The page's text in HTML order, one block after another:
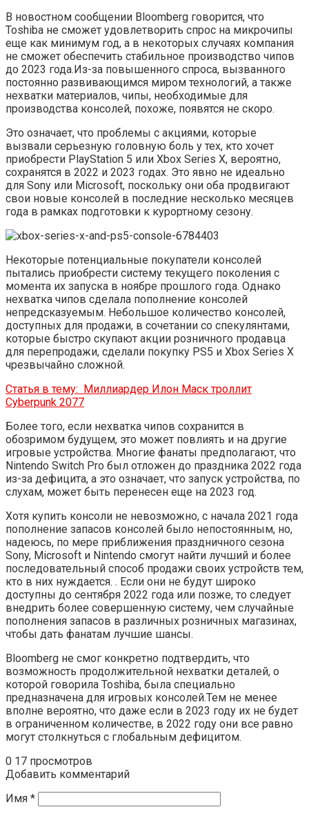
В новостном сообщении Bloomberg говорится, что
Toshiba не сможет удовлетворить спрос на микрочипы
еще как минимум год, а в некоторых случаях компания
не сможет обеспечить стабильное производство чипов
до 2023 года.Из-за повышенного спроса, вызванного
постоянно развивающимся миром технологий, а также
нехватки материалов, чипы, необходимые для
производства консолей, похоже, появятся не скоро.
Это означает, что проблемы с акциями, которые
вызвали серьезную головную боль у тех, кто хочет
приобрести PlayStation 5 или Xbox Series X, вероятно,
сохранятся в 2022 и 2023 годах. Это явно не идеально
для Sony или Microsoft, поскольку они оба продвигают
свои новые консолей в последние несколько месяцев
года в рамках подготовки к курортному сезону.
Некоторые потенциальные покупатели консолей
пытались приобрести систему текущего поколения с
момента их запуска в ноябре прошлого года. Однако
нехватка чипов сделала пополнение консолей
непредсказуемым. Небольшое количество консолей,
доступных для продажи, в сочетании со спекулянтами,
которые быстро скупают акции розничного продавца
для перепродажи, сделали покупку PS5 и Xbox Series X
чрезвычайно сложной.
Статья в тему: Миллиардер Илон Маск троллит
Cyberpunk 2077
Более того, если нехватка чипов сохранится в
обозримом будущем, это может повлиять и на другие
игровые устройства. Многие фанаты предполагают, что
Nintendo Switch Pro был отложен до праздника 2022 года
из-за дефицита, а это означает, что запуск устройства, по
слухам, может быть перенесен еще на 2023 год.
Хотя купить консоли не невозможно, с начала 2021 года
пополнение запасов консолей было непостоянным, но,
надеюсь, по мере приближения праздничного сезона
Sony, Microsoft и Nintendo смогут найти лучший и более
последовательный способ продажи своих устройств тем,
кто в них нуждается. . Если они не будут широко
доступны до сентября 2022 года или позже, то следует
внедрить более совершенную систему, чем случайные
пополнения запасов в различных розничных магазинах,
чтобы дать фанатам лучшие шансы.
Bloomberg не смог конкретно подтвердить, что
возможность продолжительной нехватки деталей, о
которой говорила Toshiba, была специально
предназначена для игровых консолей.Тем не менее
вполне вероятно, что даже если в 2023 году их не будет
в ограниченном количестве, в 2022 году они все равно
могут столкнуться с глобальным дефицитом.
0 17 просмотров
Добавить комментарий
Имя *